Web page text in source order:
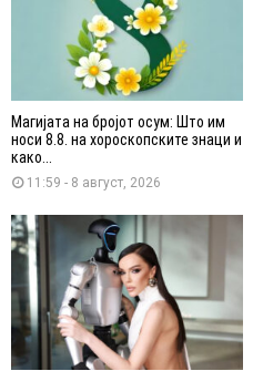
Магијата на бројот осум: Што им
носи 8.8. на хороскопските знаци и
како...
11:59 - 8 август, 2026